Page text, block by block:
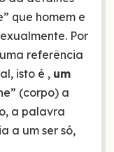
que homem e
Por
referência
isto é , um
(corpo) a
a palavra
a um ser só,